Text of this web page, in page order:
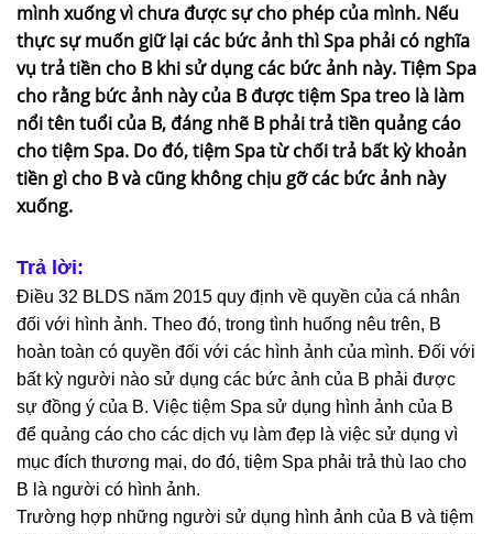
mình xuống vì chưa được sự cho phép của mình. Nếu
thực sự muốn giữ lại các bức ảnh thì Spa phải có nghĩa
vụ trả tiền cho B khi sử dụng các bức ảnh này. Tiệm Spa
cho rằng bức ảnh này của B được tiệm Spa treo là làm
nổi tên tuổi của B, đáng nhẽ B phải trả tiền quảng cáo
cho tiệm Spa. Do đó, tiệm Spa từ chối trả bất kỳ khoản
tiền gì cho B và cũng không chịu gỡ các bức ảnh này
xuống.
Trả lời:
Điều 32 BLDS năm 2015 quy định về quyền của cá nhân
đối với hình ảnh. Theo đó, trong tình huống nêu trên, B
hoàn toàn có quyền đối với các hình ảnh của mình. Đối với
bất kỳ người nào sử dụng các bức ảnh của B phải được
sự đồng ý của B. Việc tiệm Spa sử dụng hình ảnh của B
để quảng cáo cho các dịch vụ làm đẹp là việc sử dụng vì
mục đích thương mại, do đó, tiệm Spa phải trả thù lao cho
B là người có hình ảnh.
Trường hợp những người sử dụng hình ảnh của B và tiệm